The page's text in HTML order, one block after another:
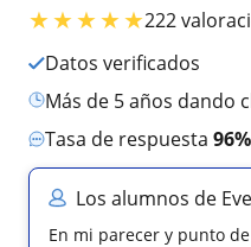
★★★★★222
Datos verificados
más de 5 años dando
Tasa de respuesta 96%
Los alumnos de
En mi parecer y punto